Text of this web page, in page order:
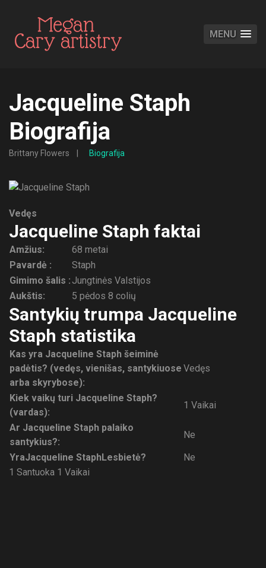
MENU
Jacqueline Staph
Biografija
Brittany Flowers Biografija
Vedęs
Jacqueline Staph faktai
Amžius:
68 metai
Pavardė :
Staph
Gimimo šalis : Jungtinės Valstijos
Aukštis:
5 pėdos 8 colių
Santykių trumpa Jacqueline
Staph statistika
Kas yra Jacqueline Staph šeiminė
padėtis? (vedęs, vienišas, santykiuose
arba skyrybose):
Vedęs
Kiek vaikų turi Jacqueline Staph?
(vardas):
1 Vaikai
Ar Jacqueline Staph palaiko
santykius?:
Ne
YraJacqueline StaphLesbietė?
Ne
1 Santuoka 1 Vaikai